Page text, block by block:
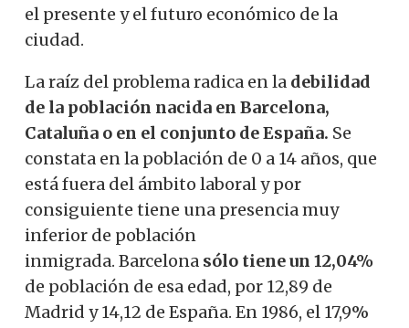
el presente y el futuro económico de la
ciudad.
La raíz del problema radica en la debilidad
de la población nacida en Barcelona, ​​
Cataluña o en el conjunto de España. Se
constata en la población de 0 a 14 años, que
está fuera del ámbito laboral y por
consiguiente tiene una presencia muy
inferior de población
inmigrada. Barcelona sólo tiene un 12,04%
de población de esa edad, por 12,89 de
Madrid y 14,12 de España. En 1986, el 17,9%